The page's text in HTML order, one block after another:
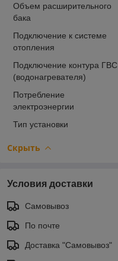
Объем расширительного
бака
Подключение к системе
отопления
Подключение контура ГВС
(водонагревателя)
Потребление
электроэнергии
Тип установки
Скрыть
Условия доставки
Самовывоз
По почте
Доставка "Самовывоз"